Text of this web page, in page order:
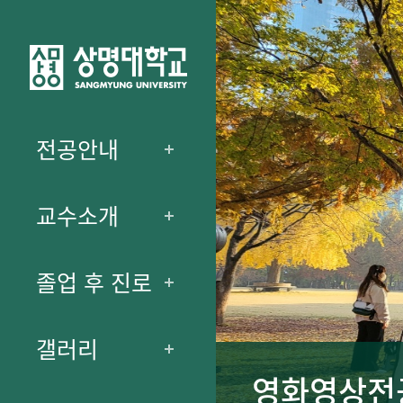
전공안내
교수소개
졸업 후 진로
갤러리
영화영상